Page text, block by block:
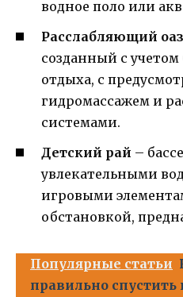
водное поло или
Расслабляющий
созданный с учетом
отдыха, с
гидромассажем и
системами.
Детский рай –
увлекательными
игровыми
обстановкой,
Популярные статьи
правильно спустить